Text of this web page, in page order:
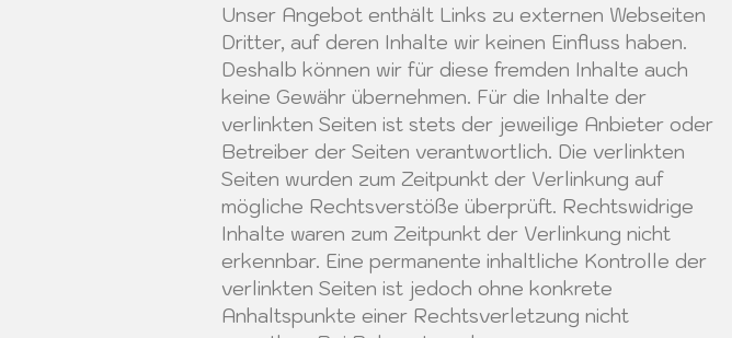
Unser Angebot enthält Links zu externen Webseiten
Dritter, auf deren Inhalte wir keinen Einfluss haben.
Deshalb können wir für diese fremden Inhalte auch
keine Gewähr übernehmen. Für die Inhalte der
verlinkten Seiten ist stets der jeweilige Anbieter oder
Betreiber der Seiten verantwortlich. Die verlinkten
Seiten wurden zum Zeitpunkt der Verlinkung auf
mögliche Rechtsverstöße überprüft. Rechtswidrige
Inhalte waren zum Zeitpunkt der Verlinkung nicht
erkennbar. Eine permanente inhaltliche Kontrolle der
verlinkten Seiten ist jedoch ohne konkrete
Anhaltspunkte einer Rechtsverletzung nicht